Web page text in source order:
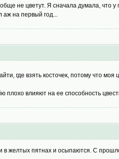
не цветут. Я сначала думала, что у
аж на первый год...
где взять косточек, потому что
влияют на ее способность
в желтых пятнах и осыпаются. С